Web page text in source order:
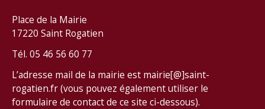
Place de la Mairie
17220 Saint Rogatien
Tél. 05 46 56 60 77
L’adresse mail de la mairie est mairie[@]saint-
rogatien.fr (vous pouvez également utiliser le
formulaire de contact de ce site ci-dessous).